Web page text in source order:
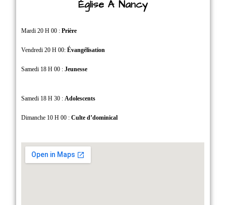
Église À Nancy
Mardi 20 H 00 :Prière
Vendredi 20 H 00: Évangélisation
Samedi 18 H 00 :Jeunesse
Samedi 18 H 30 :Adolescents
Dimanche 10 H 00 :Culte d’dominical